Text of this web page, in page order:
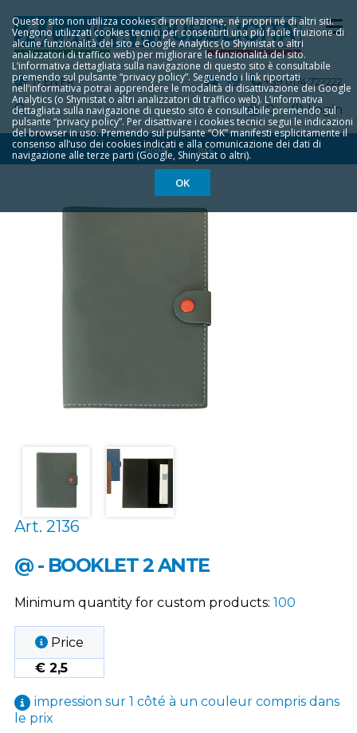
Questo sito non utilizza cookies di profilazione, né propri né di altri siti.
Vengono utilizzati cookies tecnici per consentirti una più facile fruizione di
alcune funzionalità del sito e Google Analytics (o Shyinistat o altri
analizzatori di traffico web) per migliorare le funzionalità del sito.
L‘informativa dettagliata sulla navigazione di questo sito è consultabile
premendo sul pulsante “privacy policy”. Seguendo i link riportati
nell‘informativa potrai apprendere le modalità di disattivazione dei Google
Analytics (o Shynistat o altri analizzatori di traffico web). L‘informativa
dettagliata sulla navigazione di questo sito è consultabile premendo sul
pulsante “privacy policy”. Per disattivare i cookies tecnici segui le indicazioni
del browser in uso. Premendo sul pulsante “OK” manifesti esplicitamente il
consenso all‘uso dei cookies indicati e alla comunicazione dei dati di
navigazione alle terze parti (Google, Shinystat o altri).
OK
IT EN FR +39 0174 722222
Login
0
HOME 2136
Art. 2136
@ - BOOKLET 2 ANTE
Minimum quantity for custom products: 100
Price
€ 2,5
impression sur 1 côté à un couleur compris dans
le prix